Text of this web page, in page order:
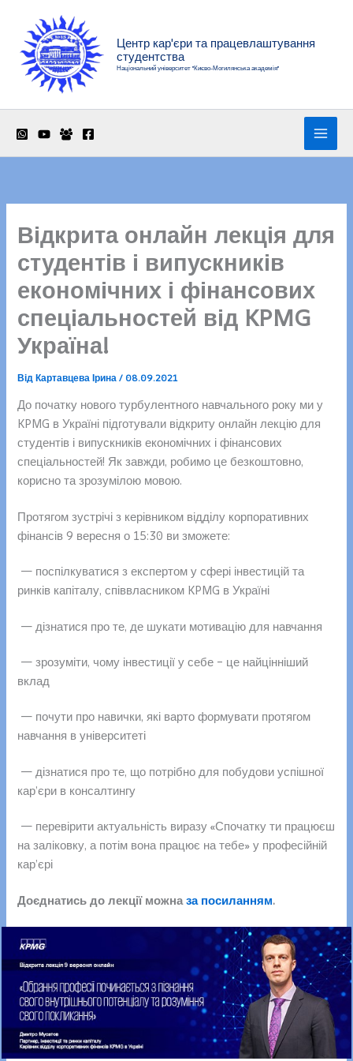
вмісту
Центр кар'єри та працевлаштування
студентства
Національний університет "Києво-Могилянська академія"
Відкрита онлайн лекція для
студентів і випускників
економічних і фінансових
спеціальностей від KPMG
Україна!
ВідКартавцева Ірина/ 08.09.2021
До початку нового турбулентного навчального року ми у
KPMG в Україні підготували відкриту онлайн лекцію для
студентів і випускників економічних і фінансових
спеціальностей! Як завжди, робимо це безкоштовно,
корисно та зрозумілою мовою.
Протягом зустрічі з керівником відділу корпоративних
фінансів 9 вересня о 15:30 ви зможете:
— поспілкуватися з експертом у сфері інвестицій та
ринків капіталу, співвласником KPMG в Україні
— дізнатися про те, де шукати мотивацію для навчання
— зрозуміти, чому інвестиції у себе – це найцінніший
вклад
— почути про навички, які варто формувати протягом
навчання в університеті
— дізнатися про те, що потрібно для побудови успішної
кар’єри в консалтингу
— перевірити актуальність виразу «Спочатку ти працюєш
на заліковку, а потім вона працює на тебе» у професійній
кар’єрі
Доєднатись до лекції можназа посиланням.